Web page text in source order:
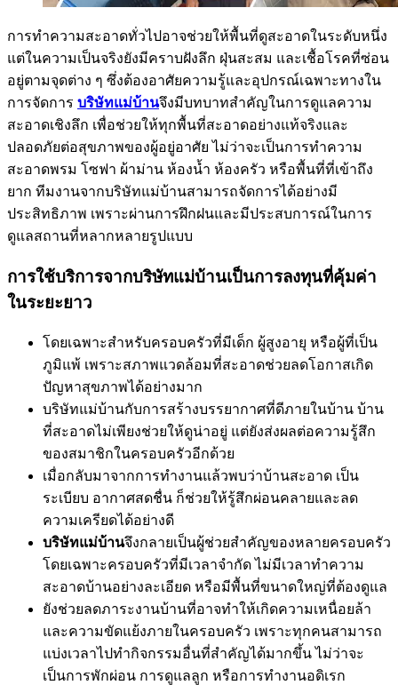
การทำความสะอาดทั่วไปอาจช่วยให้พื้นที่ดูสะอาดในระดับหนึ่ง
แต่ในความเป็นจริงยังมีคราบฝังลึก ฝุ่นสะสม และเชื้อโรคที่ซ่อน
อยู่ตามจุดต่าง ๆ ซึ่งต้องอาศัยความรู้และอุปกรณ์เฉพาะทางใน
การจัดการ บริษัทแม่บ้านจึงมีบทบาทสำคัญในการดูแลความ
สะอาดเชิงลึก เพื่อช่วยให้ทุกพื้นที่สะอาดอย่างแท้จริงและ
ปลอดภัยต่อสุขภาพของผู้อยู่อาศัย ไม่ว่าจะเป็นการทำความ
สะอาดพรม โซฟา ผ้าม่าน ห้องน้ำ ห้องครัว หรือพื้นที่ที่เข้าถึง
ยาก ทีมงานจากบริษัทแม่บ้านสามารถจัดการได้อย่างมี
ประสิทธิภาพ เพราะผ่านการฝึกฝนและมีประสบการณ์ในการ
ดูแลสถานที่หลากหลายรูปแบบ
การใช้บริการจากบริษัทแม่บ้านเป็นการลงทุนที่คุ้มค่า
ในระยะยาว
โดยเฉพาะสำหรับครอบครัวที่มีเด็ก ผู้สูงอายุ หรือผู้ที่เป็น
ภูมิแพ้ เพราะสภาพแวดล้อมที่สะอาดช่วยลดโอกาสเกิด
ปัญหาสุขภาพได้อย่างมาก
บริษัทแม่บ้านกับการสร้างบรรยากาศที่ดีภายในบ้าน บ้าน
ที่สะอาดไม่เพียงช่วยให้ดูน่าอยู่ แต่ยังส่งผลต่อความรู้สึก
ของสมาชิกในครอบครัวอีกด้วย
เมื่อกลับมาจากการทำงานแล้วพบว่าบ้านสะอาด เป็น
ระเบียบ อากาศสดชื่น ก็ช่วยให้รู้สึกผ่อนคลายและลด
ความเครียดได้อย่างดี
บริษัทแม่บ้านจึงกลายเป็นผู้ช่วยสำคัญของหลายครอบครัว
โดยเฉพาะครอบครัวที่มีเวลาจำกัด ไม่มีเวลาทำความ
สะอาดบ้านอย่างละเอียด หรือมีพื้นที่ขนาดใหญ่ที่ต้องดูแล
ยังช่วยลดภาระงานบ้านที่อาจทำให้เกิดความเหนื่อยล้า
และความขัดแย้งภายในครอบครัว เพราะทุกคนสามารถ
แบ่งเวลาไปทำกิจกรรมอื่นที่สำคัญได้มากขึ้น ไม่ว่าจะ
เป็นการพักผ่อน การดูแลลูก หรือการทำงานอดิเรก